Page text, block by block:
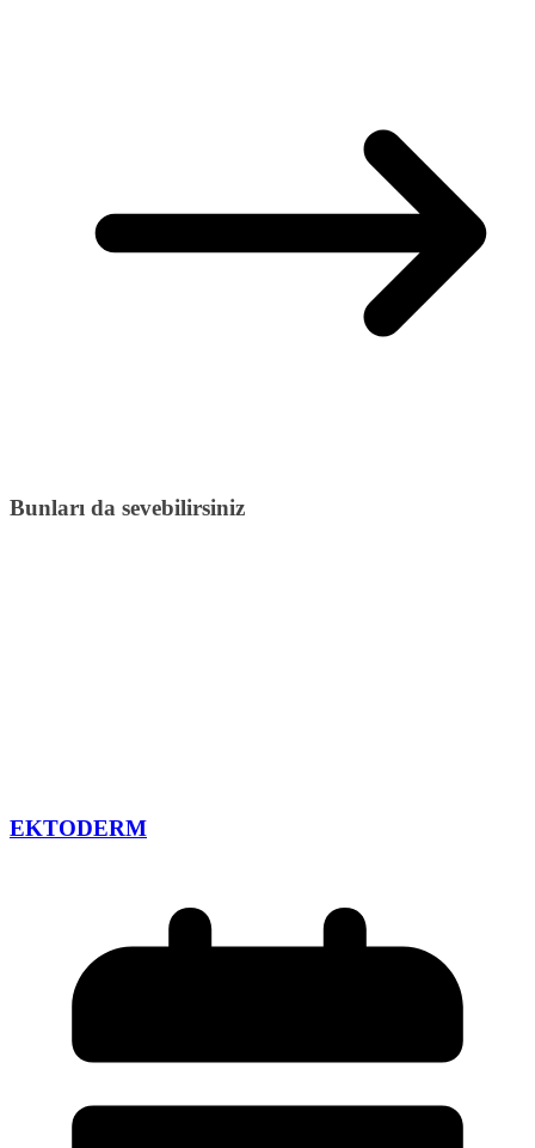
Bunları da sevebilirsiniz
EKTODERM